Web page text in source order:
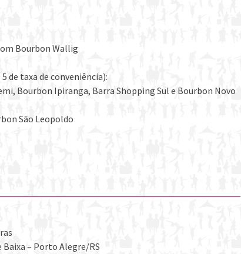
Bourbon Wallig
de taxa de conveniência):
Bourbon Ipiranga, Barra Shopping Sul e Bourbon Novo
São Leopoldo
Baixa – Porto Alegre/RS